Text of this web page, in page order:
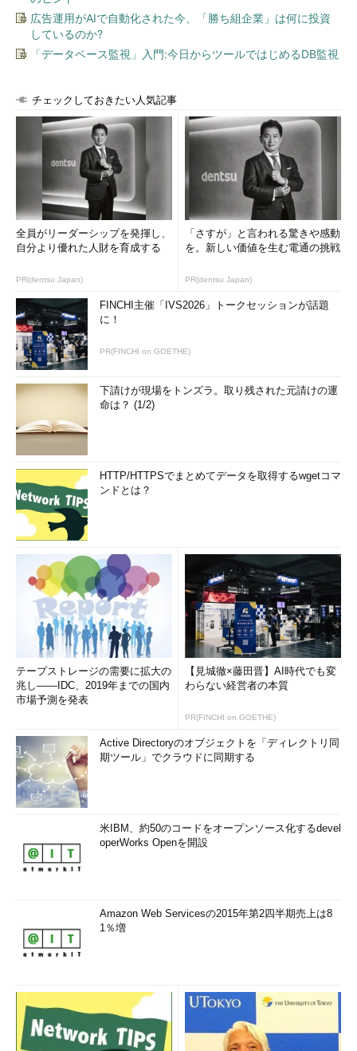
広告運用がAIで自動化された今、「勝ち組企業」は何に投資
しているのか?
「データベース監視」入門:今日からツールではじめるDB監視
チェックしておきたい人気記事
全員がリーダーシップを発揮し、
自分より優れた人財を育成する
PR(dentsu Japan)
「さすが」と言われる驚きや感動
を。新しい価値を生む電通の挑戦
PR(dentsu Japan)
FINCHI主催「IVS2026」トークセッションが話題
に！
PR(FINCHI on GOETHE)
下請けが現場をトンズラ。取り残された元請けの運
命は？ (1/2)
HTTP/HTTPSでまとめてデータを取得するwgetコマ
ンドとは？
テープストレージの需要に拡大の
兆し――IDC、2019年までの国内
市場予測を発表
【見城徹×藤田晋】AI時代でも変
わらない経営者の本質
PR(FINCHI on GOETHE)
Active Directoryのオブジェクトを「ディレクトリ同
期ツール」でクラウドに同期する
米IBM、約50のコードをオープンソース化するdevel
operWorks Openを開設
Amazon Web Servicesの2015年第2四半期売上は8
1％増